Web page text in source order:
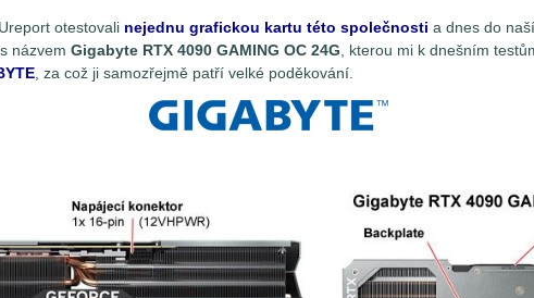
otestovali nejednu grafickou kartu této společnosti a dnes do
názvem Gigabyte RTX 4090 GAMING OC 24G , kterou mi k dnešním
, za což ji samozřejmě patří velké poděkování.